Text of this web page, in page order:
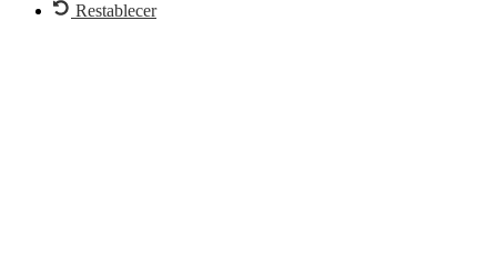
Restablecer